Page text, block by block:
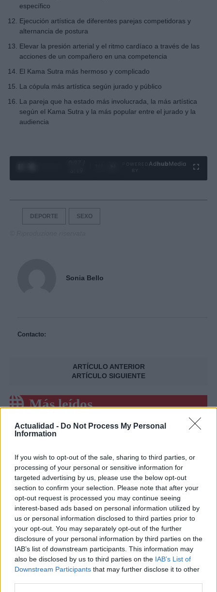
Actualidad - Do Not Process My Personal
Information
If you wish to opt-out of the sale, sharing to third parties, or
processing of your personal or sensitive information for
targeted advertising by us, please use the below opt-out
section to confirm your selection. Please note that after your
opt-out request is processed you may continue seeing
interest-based ads based on personal information utilized by
us or personal information disclosed to third parties prior to
your opt-out. You may separately opt-out of the further
disclosure of your personal information by third parties on the
IAB’s list of downstream participants. This information may
also be disclosed by us to third parties on the IAB’s List of
Downstream Participants that may further disclose it to other
específico
Ejecución artística de diferentes parejas competidoras y
alternancia de postura
Elevar la presión arterial y el ritmo cardíaco a través de las
acciones de un compañero en una competencia
El Kama Sutra más hermoso y complicado
La cópula más artística según jurado y público
La pareja que ha estado más involucrada, la más artística
según el Kama Sutra y la más popular entre el jurado y la
audiencia
Ad hubMedia
DEPORTE SEXO
Sonia Bello
Contacto:
ARTÍCULO ANTERIOR
ARTÍCULO SIGUIENTE
Más leídos
GENTE
Clay Virtue de la serie Los 100: quién es y
qué le sucedió
La biografía de Clay Virtue, trabajador que murió…